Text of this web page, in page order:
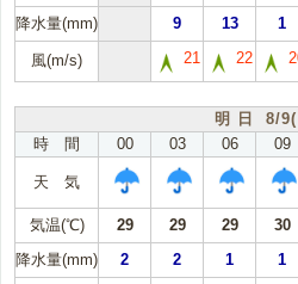
降水量(mm)
9 13 1
風(m/s) 21 22
明 日 8/9(
時 間
00 03 06 09
天 気
気温(℃) 29 29 29 30
降水量(mm)
2 2 1 1